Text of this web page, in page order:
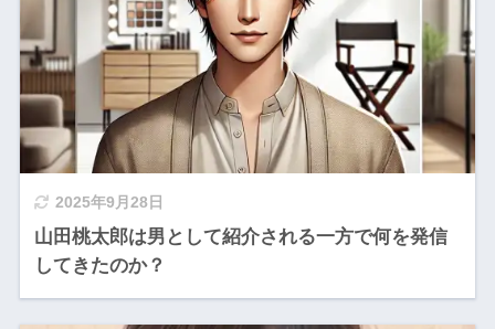
2025年9月28日
山田桃太郎は男として紹介される一方で何を発信
してきたのか？